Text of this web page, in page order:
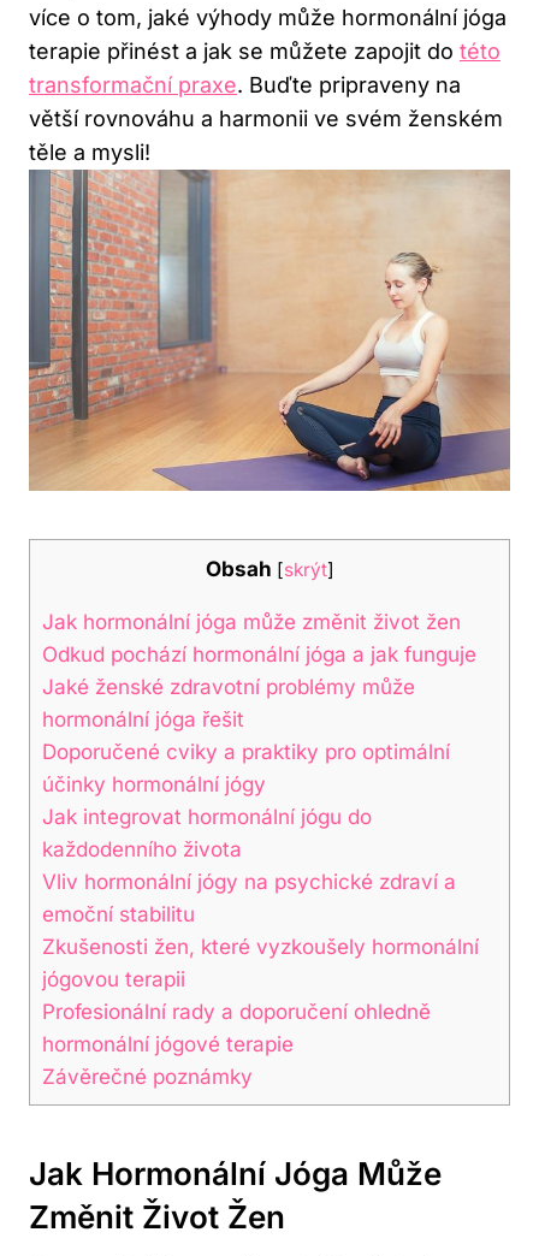
více o tom, jaké výhody může hormonální jóga
terapie přinést a jak se můžete zapojit do této
transformační praxe. Buďte pripraveny na
větší rovnováhu a harmonii ve svém ženském
těle a mysli!
Obsah [skrýt]
Jak hormonální jóga může změnit život žen
Odkud pochází hormonální jóga a jak funguje
Jaké ženské zdravotní problémy může
hormonální jóga řešit
Doporučené cviky a praktiky pro optimální
účinky hormonální jógy
Jak integrovat hormonální jógu do
každodenního života
Vliv hormonální jógy na psychické zdraví a
emoční stabilitu
Zkušenosti žen, které vyzkoušely hormonální
jógovou terapii
Profesionální rady a doporučení ohledně
hormonální jógové terapie
Závěrečné poznámky
Jak Hormonální Jóga Může
Změnit Život Žen